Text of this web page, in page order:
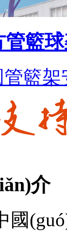
籃
籃架
介
國